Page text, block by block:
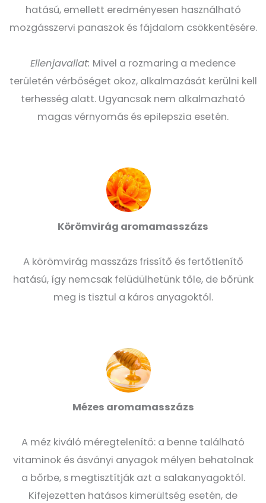
hatású, emellett eredményesen használható
mozgásszervi panaszok és fájdalom csökkentésére.
Ellenjavallat: Mivel a rozmaring a medence
területén vérbőséget okoz, alkalmazását kerülni kell
terhesség alatt. Ugyancsak nem alkalmazható
magas vérnyomás és epilepszia esetén.
Körömvirág aromamasszázs
A körömvirág masszázs frissítő és fertőtlenítő
hatású, így nemcsak felüdülhetünk tőle, de bőrünk
meg is tisztul a káros anyagoktól.
Mézes aromamasszázs
A méz kiváló méregtelenítő: a benne található
vitaminok és ásványi anyagok mélyen behatolnak
a bőrbe, s megtisztítják azt a salakanyagoktól.
Kifejezetten hatásos kimerültség esetén, de